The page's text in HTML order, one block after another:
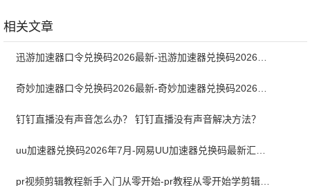
相关文章
钉钉直播没有声音怎么办？ 钉钉直播没有声音解决方法？
pr视频剪辑教程新手入门从零开始-pr教程从零开始学剪辑全集免费